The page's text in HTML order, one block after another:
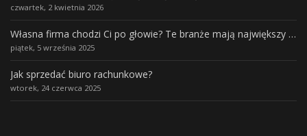
czwartek, 2 kwietnia 2026
Własna firma chodzi Ci po głowie? Te branże mają największy potencjał rozwoju
piątek, 5 września 2025
Jak sprzedać biuro rachunkowe?
wtorek, 24 czerwca 2025